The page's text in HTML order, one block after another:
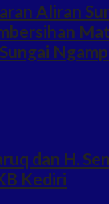
Aliran
dan H.
Kediri